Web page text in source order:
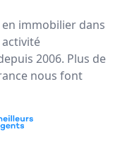
immobilier dans
2006. Plus de
nous font